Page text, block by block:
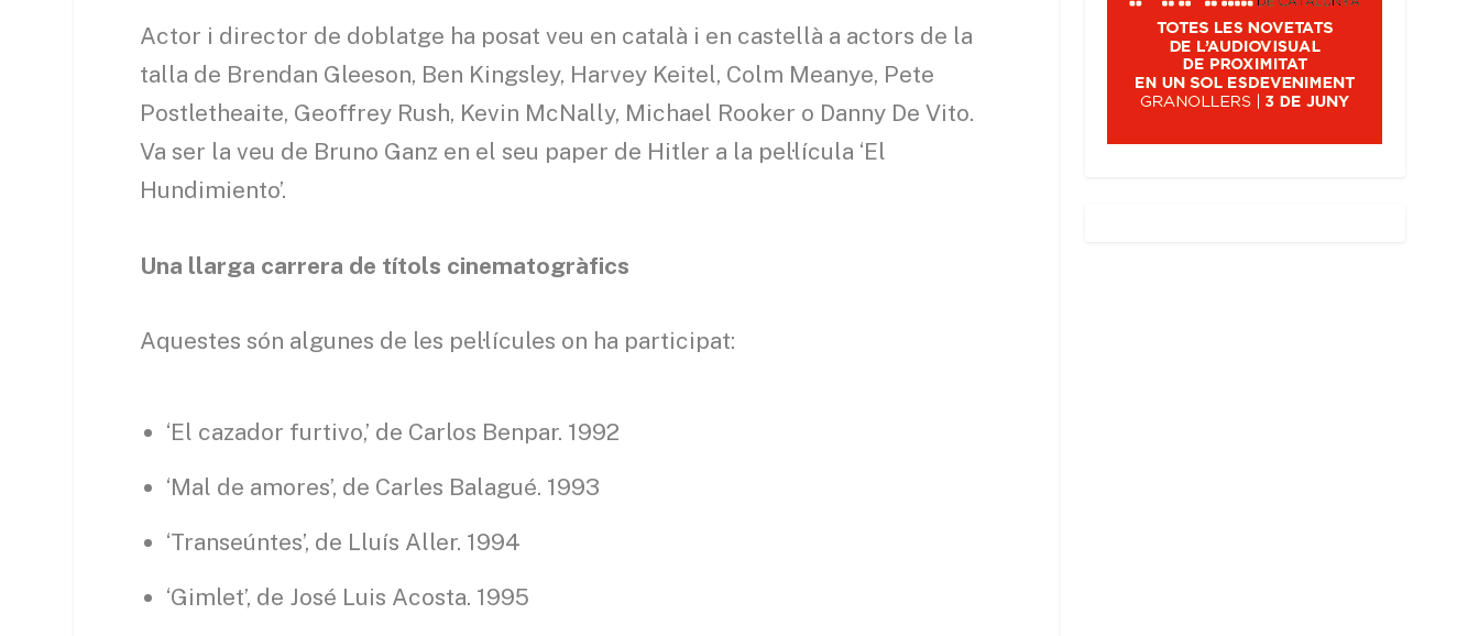
Actor i director de doblatge ha posat veu en català i en castellà a actors de la
talla de Brendan Gleeson, Ben Kingsley, Harvey Keitel, Colm Meanye, Pete
Postletheaite, Geoffrey Rush, Kevin McNally, Michael Rooker o Danny De Vito.
Va ser la veu de Bruno Ganz en el seu paper de Hitler a la pel·lícula ‘El
Hundimiento’.
Una llarga carrera de títols cinematogràfics
Aquestes són algunes de les pel·lícules on ha participat:
‘El cazador furtivo,’ de Carlos Benpar. 1992
‘Mal de amores’, de Carles Balagué. 1993
‘Transeúntes’, de Lluís Aller. 1994
‘Gimlet’, de José Luis Acosta. 1995